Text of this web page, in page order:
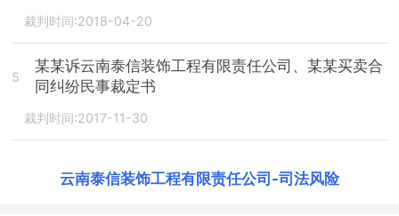
裁判时间:2018-04-20
5
某某诉云南泰信装饰工程有限责任公司、某某买卖合
同纠纷民事裁定书
裁判时间:2017-11-30
云南泰信装饰工程有限责任公司 -司法风险